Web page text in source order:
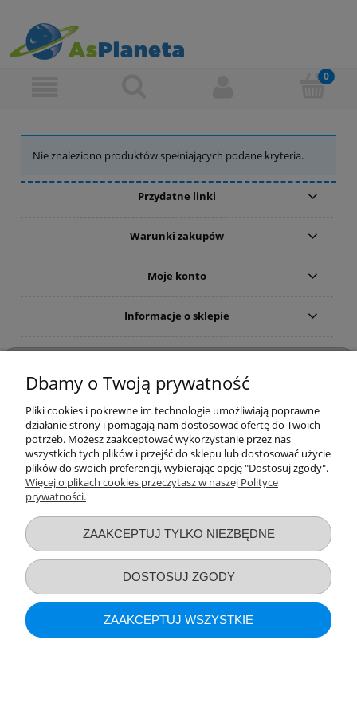
Nie znaleziono produktów spełniających podane kryteria.
Przydatne linki
Warunki zakupów
Moje konto
Informacje o sklepie
Sklep internetowy Shoper.pl
Dbamy o Twoją prywatność
Pliki cookies i pokrewne im technologie umożliwiają poprawne
działanie strony i pomagają nam dostosować ofertę do Twoich
potrzeb. Możesz zaakceptować wykorzystanie przez nas
wszystkich tych plików i przejść do sklepu lub dostosować użycie
plików do swoich preferencji, wybierając opcję "Dostosuj zgody".
Więcej o plikach cookies przeczytasz w naszej Polityce
prywatności.
ZAAKCEPTUJ TYLKO NIEZBĘDNE
DOSTOSUJ ZGODY
ZAAKCEPTUJ WSZYSTKIE